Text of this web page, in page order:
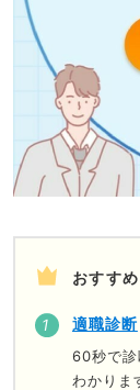
おすす
適職診断
60秒で診
わかりま